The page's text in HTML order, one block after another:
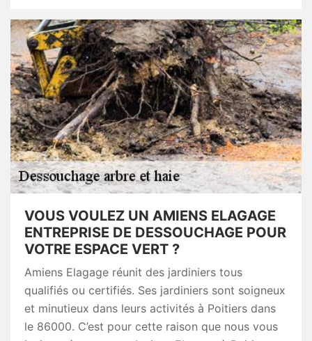
VOUS VOULEZ UN AMIENS ELAGAGE
ENTREPRISE DE DESSOUCHAGE POUR
VOTRE ESPACE VERT ?
Amiens Elagage réunit des jardiniers tous
qualifiés ou certifiés. Ses jardiniers sont soigneux
et minutieux dans leurs activités à Poitiers dans
le 86000. C’est pour cette raison que nous vous